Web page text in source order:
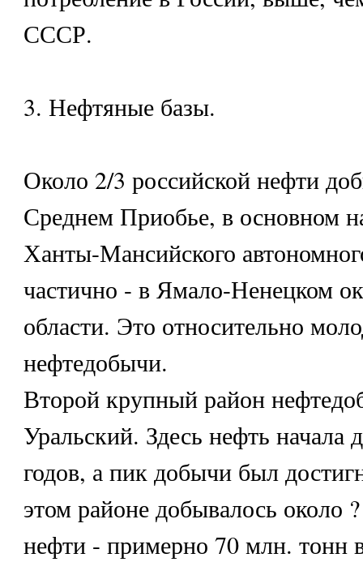
СССР.
3. Нефтяные базы.
Около 2/3 российской нефти
Среднем Приобье, в основном
Ханты-Мансийского
частично - в Ямало-Ненецком
области. Это относительно
нефтедобычи.
Второй крупный район
Уральский. Здесь нефть начала
годов, а пик добычи был
этом районе добывалось около
нефти - примерно 70 млн. тонн